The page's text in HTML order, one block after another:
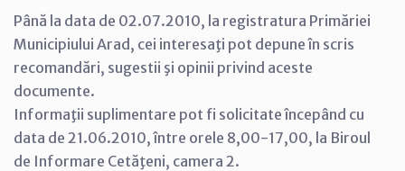
Până la data de 02.07.2010, la registratura Primăriei
Municipiului Arad, cei interesaţi pot depune în scris
recomandări, sugestii şi opinii privind aceste
documente.
Informaţii suplimentare pot fi solicitate începând cu
data de 21.06.2010, între orele 8,00-17,00, la Biroul
de Informare Cetăţeni, camera 2.